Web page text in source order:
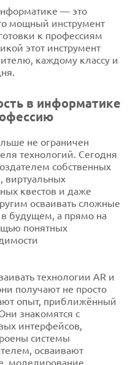
— это
мощный инструмент
к профессиям
этот инструмент
каждому классу и
в информатике
не ограничен
технологий. Сегодня
собственных
виртуальных
квестов и даже
осваивать сложные
будущем, а прямо на
понятных
технологии AR и
получают не просто
опыт, приближённый
знакомятся с
интерфейсов,
системы
осваивают
моделирование